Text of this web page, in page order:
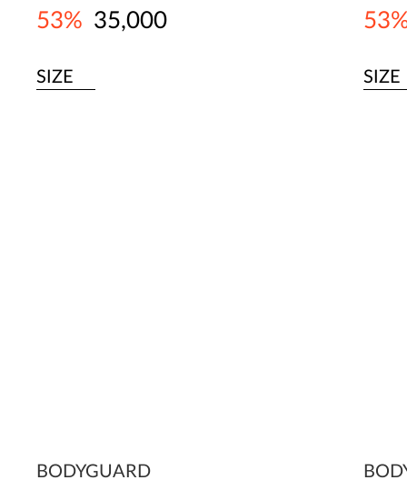
53% 35,000
SIZE SIZE
BODYGUARD